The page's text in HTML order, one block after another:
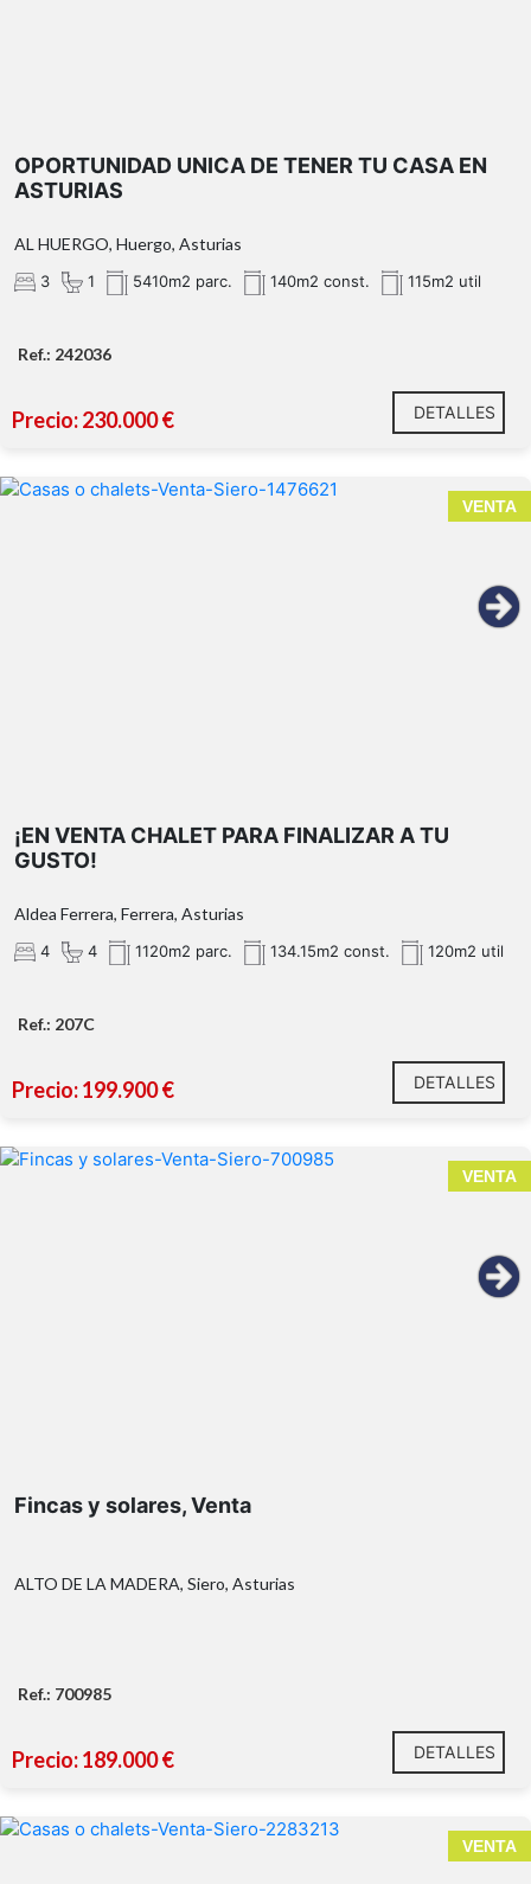
OPORTUNIDAD UNICA DE TENER TU CASA EN
ASTURIAS
AL HUERGO, Huergo, Asturias
3 1 5410m2 parc. 140m2 const. 115m2 util
Ref.: 242036
Precio: 230.000 € DETALLES
VENTA
¡EN VENTA CHALET PARA FINALIZAR A TU
GUSTO!
Aldea Ferrera, Ferrera, Asturias
4 4 1120m2 parc. 134.15m2 const. 120m2 util
Ref.: 207C
Precio: 199.900 € DETALLES
VENTA
Fincas y solares, Venta
ALTO DE LA MADERA, Siero, Asturias
Ref.: 700985
Precio: 189.000 € DETALLES
VENTA